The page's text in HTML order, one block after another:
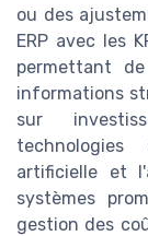
ou des
ERP avec les
permettant
informations
sur
artificielle et
systèmes
gestion des